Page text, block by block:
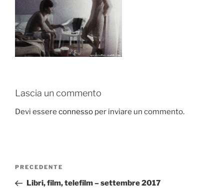
Lascia un commento
Devi essere connesso per inviare un commento.
Navigazione
Articolo
precedente:
PRECEDENTE
Libri, film, telefilm – settembre 2017